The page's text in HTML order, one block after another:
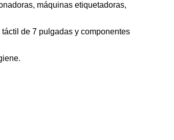
máquinas etiquetadoras,
de 7 pulgadas y componentes